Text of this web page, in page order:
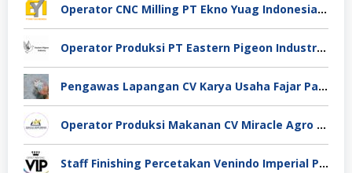
Operator CNC Milling PT Ekno Yuag Indonesia Bekasi
Operator Produksi PT Eastern Pigeon Industry Deli Serdang
Pengawas Lapangan CV Karya Usaha Fajar Pasuruan
Operator Produksi Makanan CV Miracle Agro Spices Sidoarjo
Staff Finishing Percetakan Venindo Imperial Perkasa Bandung Kota